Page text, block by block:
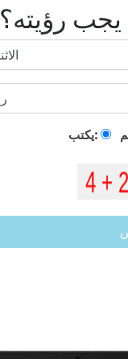
يجب رؤيته؟
يكتب: